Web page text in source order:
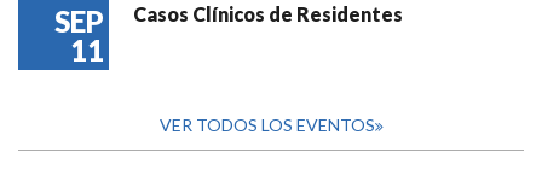
SEP
11
Casos Clínicos de Residentes
VER TODOS LOS EVENTOS